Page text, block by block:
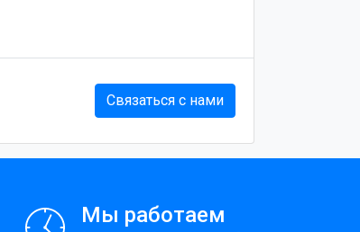
Связаться с нами
Мы работаем